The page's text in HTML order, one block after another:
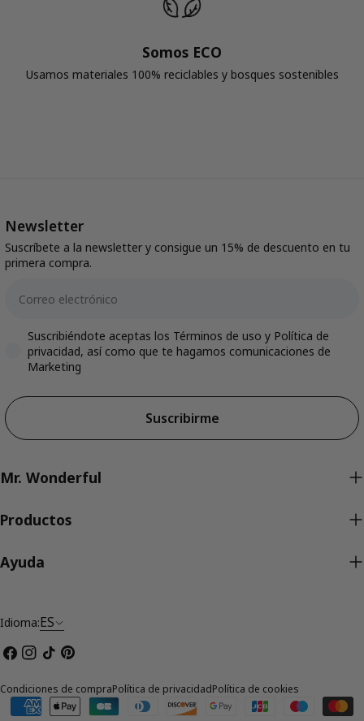
Somos ECO
Usamos materiales 100% reciclables y bosques sostenibles
Newsletter
Suscríbete a la newsletter y consigue un 15% de descuento en tu
primera compra.
Accepts marketing
Suscribiéndote aceptas los Términos de uso y Política de
privacidad, así como que te hagamos comunicaciones de
Marketing
Suscribirme
Mr. Wonderful
Productos
Ayuda
Idioma:ES
Facebook
Instagram
Tik Pinterest
Condiciones de compraPolítica de privacidadPolítica de cookies
Métodos